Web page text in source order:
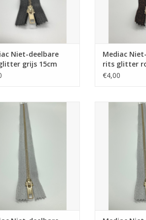
Niet-deelbare
grijs 15cm
Mediac
rits glitter
18cm
€4,00
Niet-deelbare rits glitter
zilver 15cm
AAN WINKELWAGEN
Mediac Niet-
TOEVOEGEN